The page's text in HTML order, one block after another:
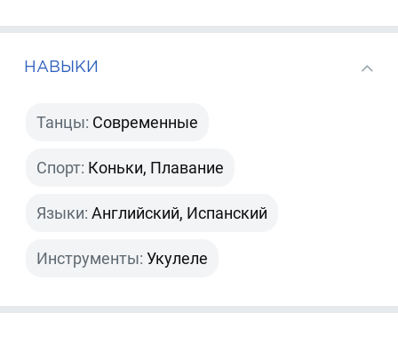
НАВЫКИ
Танцы: Современные
Спорт: Коньки, Плавание
Языки: Английский, Испанский
Инструменты: Укулеле